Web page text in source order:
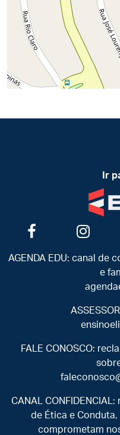
Ir
AGENDA EDU: canal de
e
FALE CONOSCO:
CANAL
de Ética e
comprometam